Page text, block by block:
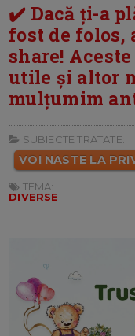
✔️ Dacă ți-a
fost de folos,
share!
utile și altor
mulțumim
SUBIECTE TRATATE:
VOI NASTE LA
TEMA:
DIVERSE